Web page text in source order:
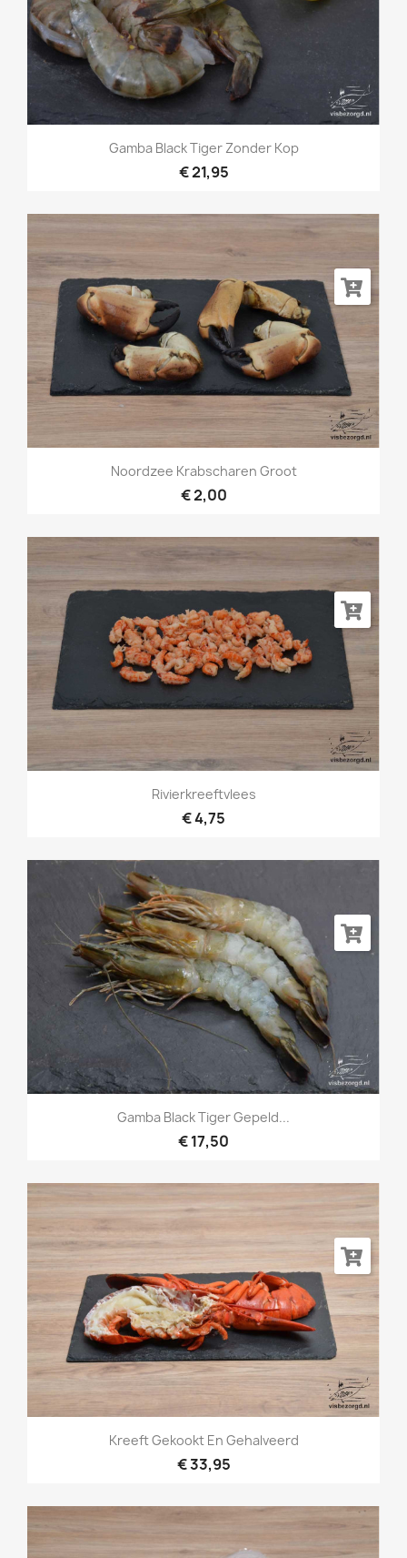
Gamba Black Tiger Zonder Kop
€ 21,95
Noordzee Krabscharen Groot
€ 2,00
Rivierkreeftvlees
€ 4,75
Gamba Black Tiger Gepeld...
€ 17,50
Kreeft Gekookt En Gehalveerd
€ 33,95